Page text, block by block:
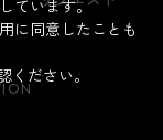
ています。
に同意したことも
ください。